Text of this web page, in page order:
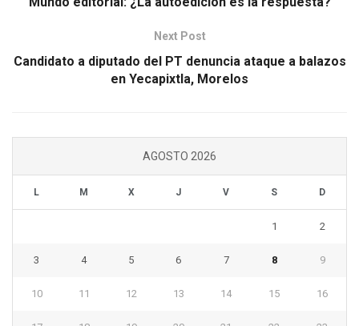
Next Post
Candidato a diputado del PT denuncia ataque a balazos
en Yecapixtla, Morelos
AGOSTO 2026
L M X J V S D
1 2
3 4 5 6 7 8 9
10 11 12 13 14 15 16